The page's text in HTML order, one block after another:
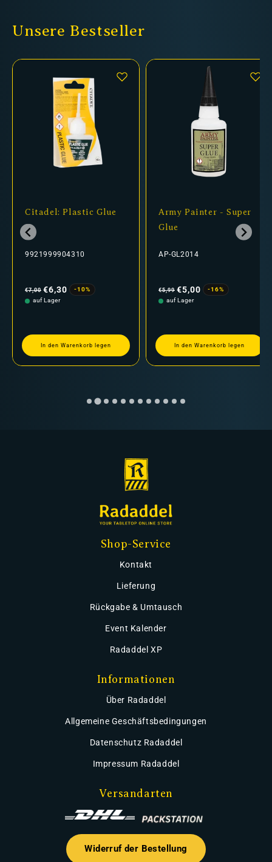
Unsere Bestseller
Citadel: Plastic Glue
9921999904310
Preis
€7,00 €6,30
-10%
auf Lager
In den Warenkorb legen
Army Painter - Super
Glue
AP-GL2014
Preis
€5,99 €5,00
-16%
auf Lager
In den Warenkorb legen
Shop-Service
Kontakt
Lieferung
Rückgabe & Umtausch
Event Kalender
Radaddel XP
Informationen
Über Radaddel
Allgemeine Geschäftsbedingungen
Datenschutz Radaddel
Impressum Radaddel
Versandarten
Widerruf der Bestellung